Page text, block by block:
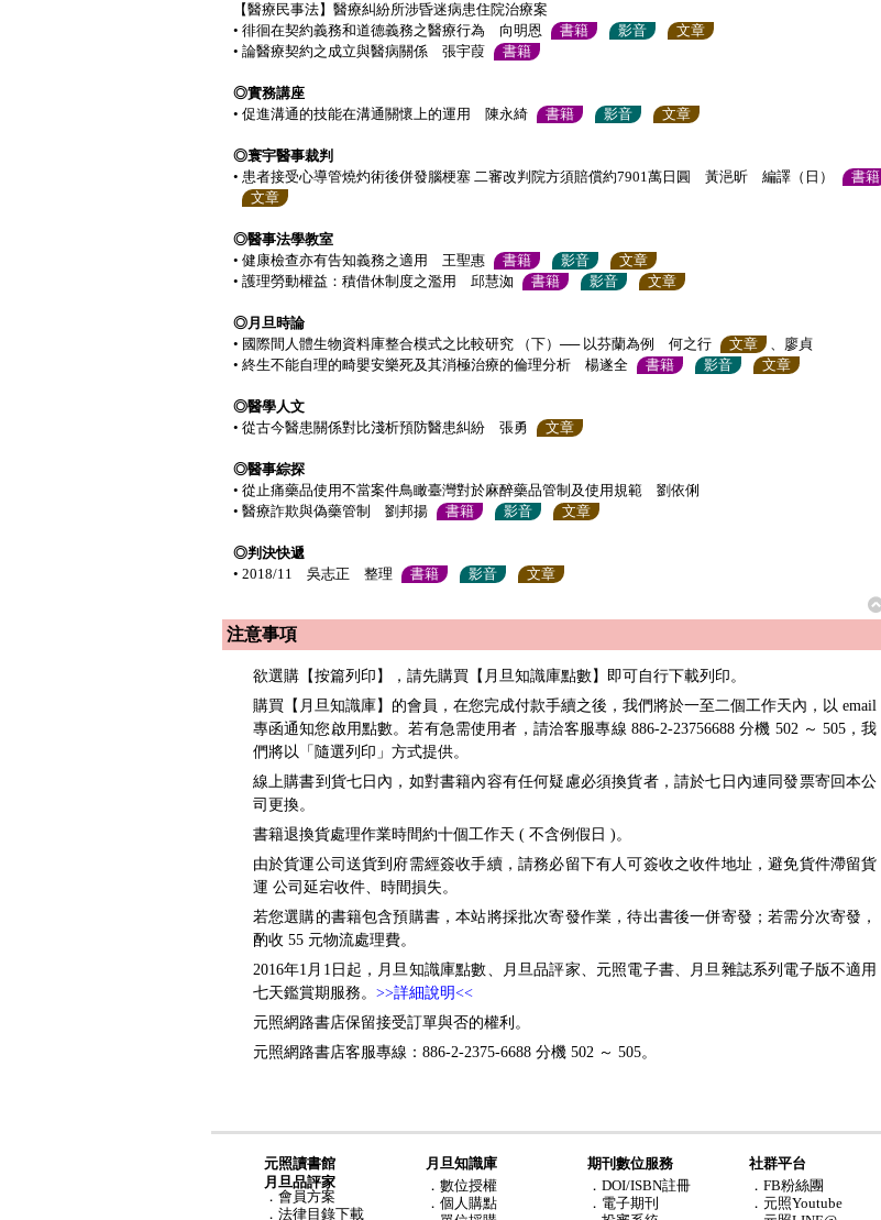
【醫療民事法】醫療糾紛所涉昏迷病患住院治療案
• 徘徊在契約義務和道德義務之醫療行為 向明恩
書籍 影音
文章
• 論醫療契約之成立與醫病關係 張宇葭
書籍
◎實務講座
• 促進溝通的技能在溝通關懷上的運用 陳永綺
書籍 影音 文章
◎寰宇醫事裁判
• 患者接受心導管燒灼術後併發腦梗塞 二審改判院方須賠償約7901萬日圓 黃浥昕 編譯（日）
書籍
文章
◎醫事法學教室
• 健康檢查亦有告知義務之適用 王聖惠
書籍 影音
文章
• 護理勞動權益：積借休制度之濫用 邱慧洳
書籍 影音 文章
◎月旦時論
• 國際間人體生物資料庫整合模式之比較研究 （下）── 以芬蘭為例 何之行
文章 、廖貞
• 終生不能自理的畸嬰安樂死及其消極治療的倫理分析 楊遂全
書籍 影音 文章
◎醫學人文
• 從古今醫患關係對比淺析預防醫患糾紛 張勇
文章
◎醫事綜探
• 從止痛藥品使用不當案件鳥瞰臺灣對於麻醉藥品管制及使用規範 劉依俐
• 醫療詐欺與偽藥管制 劉邦揚
書籍 影音 文章
◎判決快遞
• 2018/11 吳志正 整理
書籍 影音 文章
注意事項
欲選購【按篇列印】，請先購買【月旦知識庫點數】即可自行下載列印。
購買【月旦知識庫】的會員，在您完成付款手續之後，我們將於一至二個工作天內，以 email
專函通知您啟用點數。若有急需使用者，請洽客服專線 886-2-23756688 分機 502 ～ 505，我
們將以「隨選列印」方式提供。
線上購書到貨七日內，如對書籍內容有任何疑慮必須換貨者，請於七日內連同發票寄回本公
司更換。
書籍退換貨處理作業時間約十個工作天 ( 不含例假日 )。
由於貨運公司送貨到府需經簽收手續，請務必留下有人可簽收之收件地址，避免貨件滯留貨
運 公司延宕收件、時間損失。
若您選購的書籍包含預購書，本站將採批次寄發作業，待出書後一併寄發；若需分次寄發，
酌收 55 元物流處理費。
2016年1月1日起，月旦知識庫點數、月旦品評家、元照電子書、月旦雜誌系列電子版不適用
七天鑑賞期服務。 >>詳細說明<<
元照網路書店保留接受訂單與否的權利。
元照網路書店客服專線：886-2-2375-6688 分機 502 ～ 505。
元照讀書館
月旦品評家
． 會員方案
． 法律目錄下載
月旦知識庫
． 數位授權
． 個人購點
期刊數位服務
．DOI/ISBN註冊
．電子期刊
社群平台
．FB粉絲團
．元照Youtube